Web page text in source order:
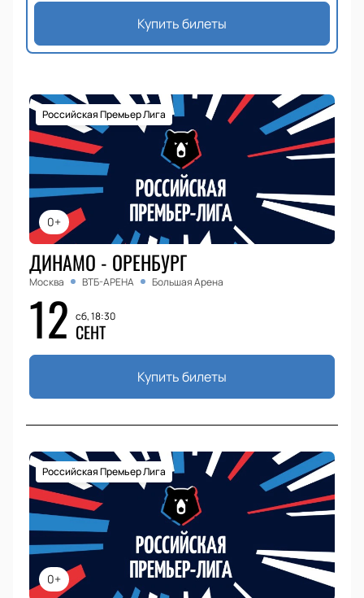
Купить билеты
0+
Российская Премьер Лига
ДИНАМО - ОРЕНБУРГ
Москва ВТБ-АРЕНА Большая Арена
12 сб, 18:30
СЕНТ
Купить билеты
0+
Российская Премьер Лига